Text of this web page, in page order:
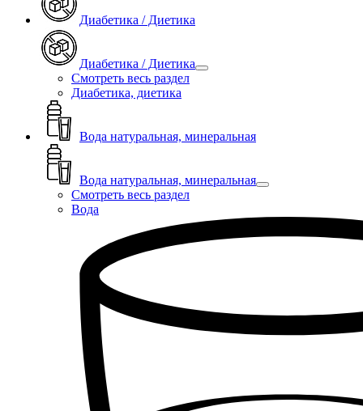
Диабетика / Диетика
Диабетика / Диетика
Смотреть весь раздел
Диабетика, диетика
Вода натуральная, минеральная
Вода натуральная, минеральная
Смотреть весь раздел
Вода